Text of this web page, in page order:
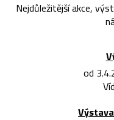
Nejdůležitější akce,
od